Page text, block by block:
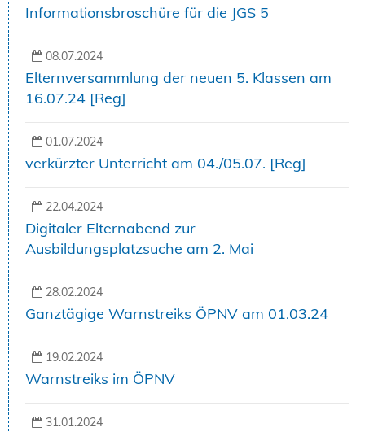
Informationsbroschüre für die JGS 5
08.07.2024
Elternversammlung der neuen 5. Klassen am
16.07.24 [Reg]
01.07.2024
verkürzter Unterricht am 04./05.07. [Reg]
22.04.2024
Digitaler Elternabend zur
Ausbildungsplatzsuche am 2. Mai
28.02.2024
Ganztägige Warnstreiks ÖPNV am 01.03.24
19.02.2024
Warnstreiks im ÖPNV
31.01.2024